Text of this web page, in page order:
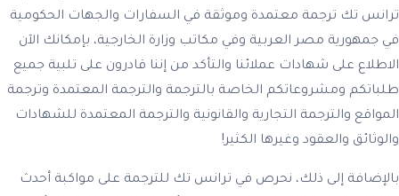
ترانس تك ترجمة معتمدة وموثقة في السفارات والجهات الحكومية
في جمهورية مصر العربية وفي مكاتب وزارة الخارجية، بإمكانك الآن
الاطلاع على شهادات عملائنا والتأكد من إننا قادرون على تلبية جميع
طلباتكم ومشروعاتكم الخاصة بالترجمة والترجمة المعتمدة وترجمة
المواقع والترجمة التجارية والقانونية والترجمة المعتمدة للشهادات
والوثائق والعقود وغيرها الكثير!
بالإضافة إلى ذلك، نحرص في ترانس تك للترجمة على مواكبة أحدث